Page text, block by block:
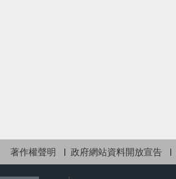
著作權聲明 政府網站資料開放宣告